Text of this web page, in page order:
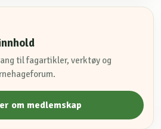
til fagartikler, verktøy og
om medlemskap